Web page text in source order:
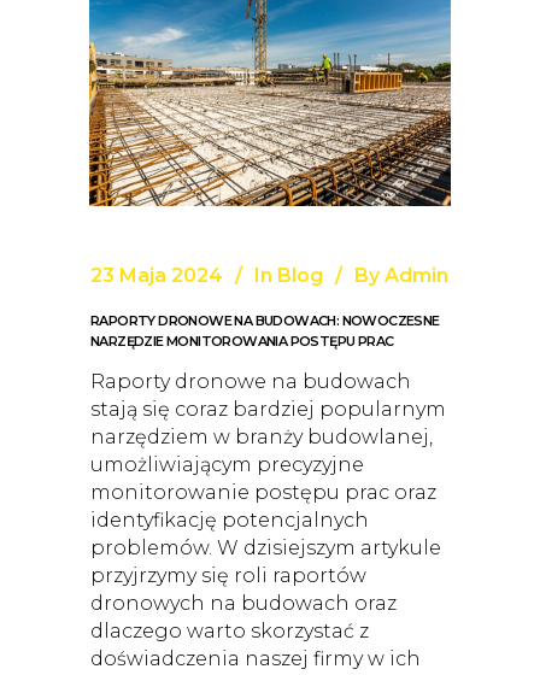
23 Maja 2024 In Blog By Admin
RAPORTY DRONOWE NA BUDOWACH: NOWOCZESNE
NARZĘDZIE MONITOROWANIA POSTĘPU PRAC
Raporty dronowe na budowach
stają się coraz bardziej popularnym
narzędziem w branży budowlanej,
umożliwiającym precyzyjne
monitorowanie postępu prac oraz
identyfikację potencjalnych
problemów. W dzisiejszym artykule
przyjrzymy się roli raportów
dronowych na budowach oraz
dlaczego warto skorzystać z
doświadczenia naszej firmy w ich